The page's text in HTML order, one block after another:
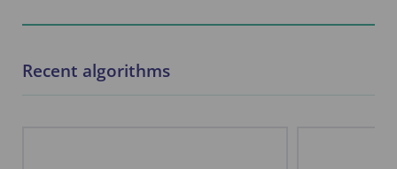
Recent algorithms